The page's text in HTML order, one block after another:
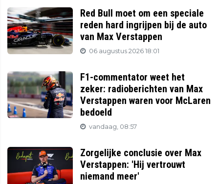
Red Bull moet om een speciale
reden hard ingrijpen bij de auto
van Max Verstappen
06 augustus 2026 18:01
F1-commentator weet het
zeker: radioberichten van Max
Verstappen waren voor McLaren
bedoeld
vandaag, 08:57
Zorgelijke conclusie over Max
Verstappen: 'Hij vertrouwt
niemand meer'